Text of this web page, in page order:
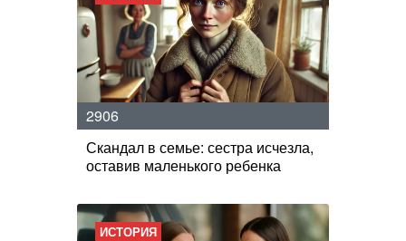
2906
Скандал в семье: сестра исчезла,
оставив маленького ребенка
ИСТОРИЯ